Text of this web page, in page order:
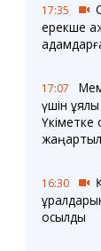
17:35
ерекше
17:07
үшін
Үкіметке
16:30
қосылды